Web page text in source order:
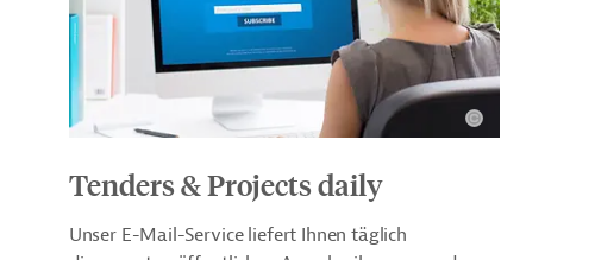
Tenders & Projects daily
Unser E-Mail-Service liefert Ihnen täglich